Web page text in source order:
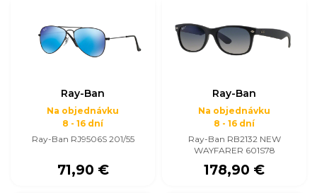
Ray-Ban
Na objednávku
8 - 16 dní
Ray-Ban RJ9506S 201/55
71,90 €
Ray-Ban
Na objednávku
8 - 16 dní
Ray-Ban RB2132 NEW
WAYFARER 601S78
178,90 €